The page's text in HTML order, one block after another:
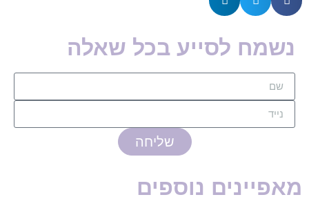
נשמח לסייע בכל שאלה
שליחה
מאפיינים נוספים